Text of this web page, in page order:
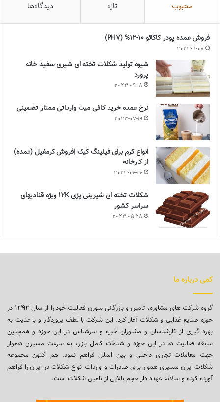
محبوب تازه دیدگاه‌ها
فروش عمده پودر کاکائو 10-12% (PH7)
2023-11-07
شیوه تولید شکلات تخته ای شیری سفید خانه
پرورد
2023-09-18
نرخ عمده خرید کافی میت وارداتی ممتاز تضمینی
2023-07-19
انواع کرم برای فیلینگ کیک |فروش کرمفیل (عمده)
از کارخانه
2023-06-06
شکلات تخته ای شیرینی پزی 12K ویژه قنادیهای
سراسر کشور
2023-05-28
کمی درباره ما
گروه شرکت های مشاوره، تامین و بازرگانی سورن فعالیت خود را از سال ۱۳۹۳ در
حوزه صنایع غذایی و شکلات آغاز کرد. این شرکت با لطف پروردگار و با عنایت به
بهره گیری از کارشناسان و مشاوران خبره و سرشناس در این حوزه و همچنین
سابقه فعالیت ها در این حوزه و شناخت کامل بازار، به سرعت مسیری هموار
جهت معاملات تجاری داخلی و بین الملل فراهم نمود. هم اکنون مجموعه
شکلات ایران مسیری هموار برای صادرات و واردات انواع شکلات در ایران را فراهم
آورده کرده و سالانه عهده دار حجم بالایی از تامین شکلات است.